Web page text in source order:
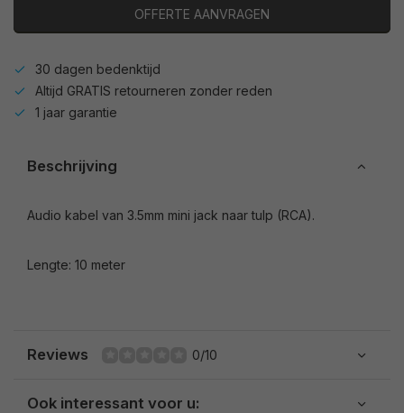
OFFERTE AANVRAGEN
30 dagen bedenktijd
Altijd GRATIS retourneren zonder reden
1 jaar garantie
Beschrijving
Audio kabel van 3.5mm mini jack naar tulp (RCA).
Lengte: 10 meter
Reviews 0/10
Ook interessant voor u: